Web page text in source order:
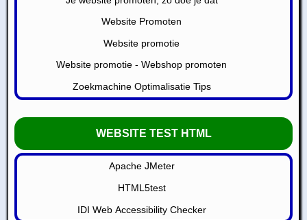
Website Promoten
Website promotie
Website promotie - Webshop promoten
Zoekmachine Optimalisatie Tips
WEBSITE TEST HTML
Apache JMeter
HTML5test
IDI Web Accessibility Checker